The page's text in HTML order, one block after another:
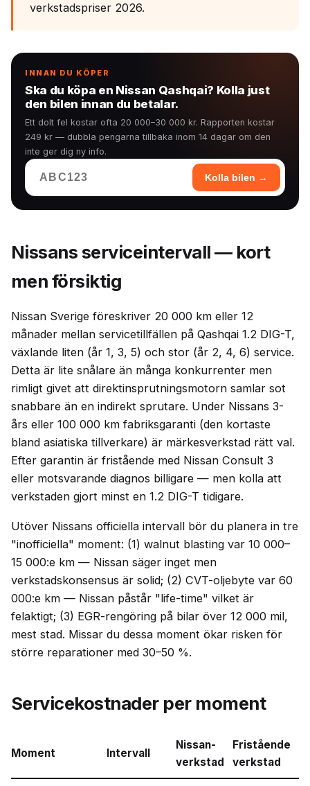
verkstadspriser 2026.
INNAN DU KÖPER
Ska du köpa en Nissan Qashqai? Kolla just
den bilen innan du betalar.
Ett dolt fel kostar ofta 20 000–30 000 kr. Rapporten kostar
249 kr — dubbla pengarna tillbaka inom 14 dagar om den
inte ger dig ny info.
Kolla bilen →
Nissans serviceintervall — kort
men försiktig
Nissan Sverige föreskriver 20 000 km eller 12
månader mellan servicetillfällen på Qashqai 1.2 DIG-T,
växlande liten (år 1, 3, 5) och stor (år 2, 4, 6) service.
Detta är lite snålare än många konkurrenter men
rimligt givet att direktinsprutningsmotorn samlar sot
snabbare än en indirekt sprutare. Under Nissans 3-
års eller 100 000 km fabriksgaranti (den kortaste
bland asiatiska tillverkare) är märkesverkstad rätt val.
Efter garantin är fristående med Nissan Consult 3
eller motsvarande diagnos billigare — men kolla att
verkstaden gjort minst en 1.2 DIG-T tidigare.
Utöver Nissans officiella intervall bör du planera in tre
"inofficiella" moment: (1) walnut blasting var 10 000–
15 000:e km — Nissan säger inget men
verkstadskonsensus är solid; (2) CVT-oljebyte var 60
000:e km — Nissan påstår "life-time" vilket är
felaktigt; (3) EGR-rengöring på bilar över 12 000 mil,
mest stad. Missar du dessa moment ökar risken för
större reparationer med 30–50 %.
Servicekostnader per moment
Moment Intervall
Nissan-
verkstad
Fristående
verkstad